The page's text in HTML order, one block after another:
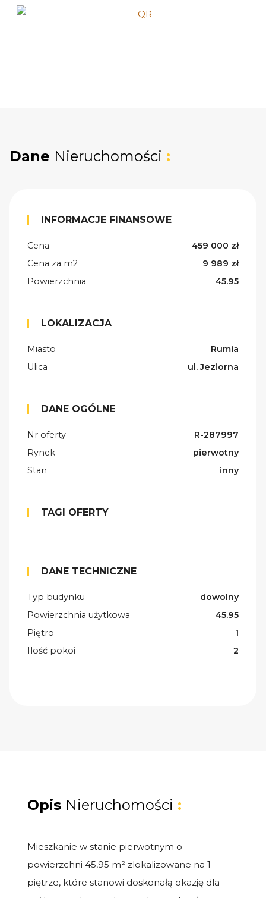
Dane Nieruchomości :
INFORMACJE FINANSOWE
Cena
459 000 zł
Cena za m2
9 989 zł
Powierzchnia
45.95
LOKALIZACJA
Miasto
Rumia
Ulica
ul. Jeziorna
DANE OGÓLNE
Nr oferty
R-287997
Rynek
pierwotny
Stan
inny
TAGI OFERTY
DANE TECHNICZNE
Typ budynku
dowolny
Powierzchnia użytkowa
45.95
Piętro
1
Ilość pokoi
2
Opis Nieruchomości :
Mieszkanie w stanie pierwotnym o
powierzchni 45,95 m² zlokalizowane na 1
piętrze, które stanowi doskonałą okazję dla